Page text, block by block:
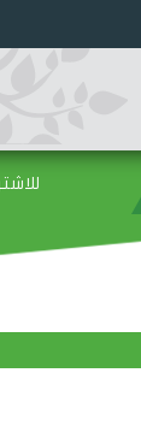
للاشتراك في